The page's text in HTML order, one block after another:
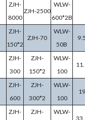
ZJH-
8000
ZJH-2500
WLW-
600*2B
ZJH-
150*2
ZJH-70
WLW-
50B
ZJH-
300
ZJH-
150*2
WLW-
100
ZJH-
600
ZJH-
300*2
WLW-
100
19
ZJH- ZJH-
WLW-